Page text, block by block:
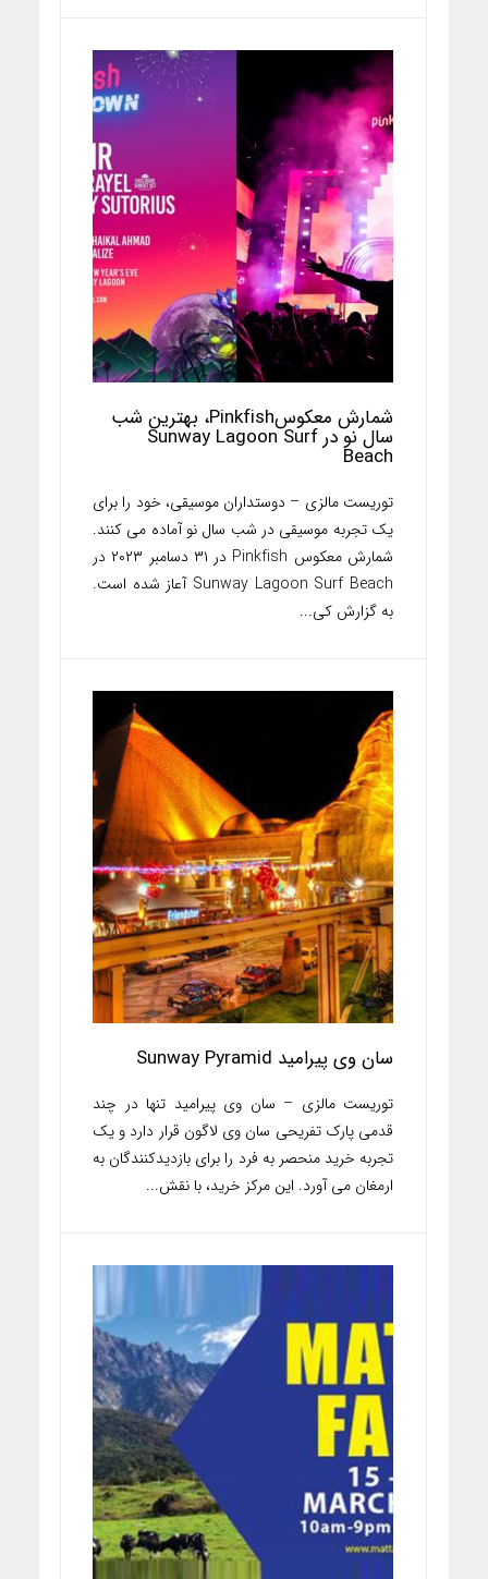
شمارش معکوسPinkfish، بهترین شب
سال نو در Sunway Lagoon Surf
Beach
توریست مالزی – دوستداران موسیقی، خود را برای
یک تجربه موسیقی در شب سال نو آماده می کنند.
شمارش معکوس Pinkfish در ۳۱ دسامبر ۲۰۲۳ در
Sunway Lagoon Surf Beach آعاز شده است.
به گزارش کی...
سان وی پیرامید Sunway Pyramid
توریست مالزی – سان وی پیرامید تنها در چند
قدمی پارک تفریحی سان وی لاگون قرار دارد و یک
تجربه خرید منحصر به فرد را برای بازدیدکنندگان به
ارمغان می آورد. این مرکز خرید، با نقش...